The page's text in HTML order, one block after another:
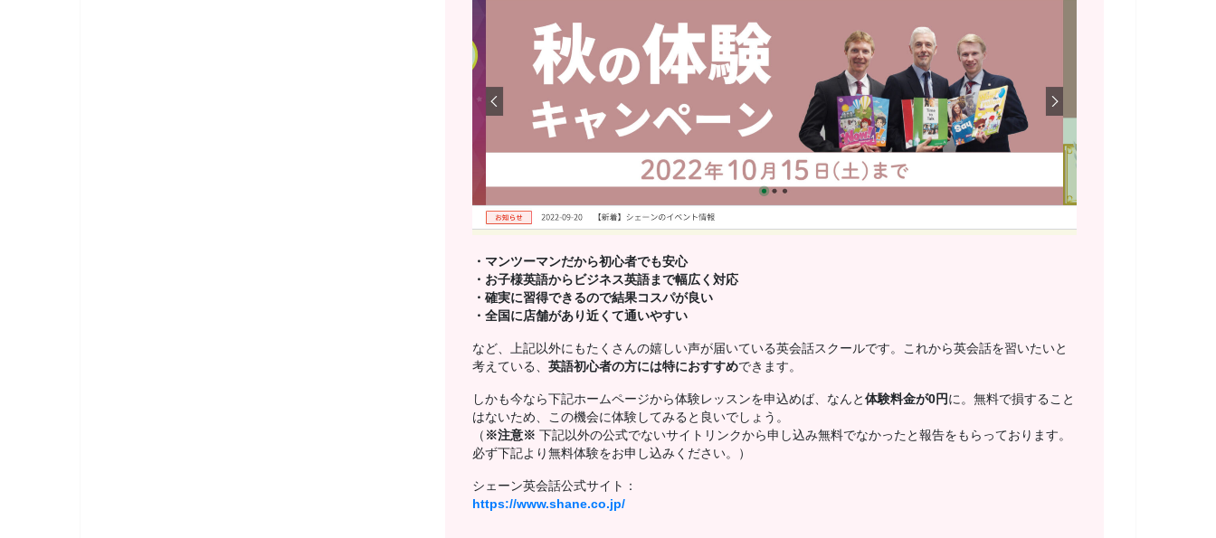
・マンツーマンだから初心者でも安心
・お子様英語からビジネス英語まで幅広く対応
・確実に習得できるので結果コスパが良い
・全国に店舗があり近くて通いやすい
など、上記以外にもたくさんの嬉しい声が届いている英会話スクールです。これから英会話を習いたいと
考えている、 英語初心者の方には特におすすめできます。
しかも今なら下記ホームページから体験レッスンを申込めば、なんと 体験料金が0円 に。無料で損すること
はないため、この機会に体験してみると良いでしょう。
（ ※注意※ 下記以外の公式でないサイトリンクから申し込み無料でなかったと報告をもらっております。
必ず下記より無料体験をお申し込みください。）
シェーン英会話公式サイト：
https://www.shane.co.jp/